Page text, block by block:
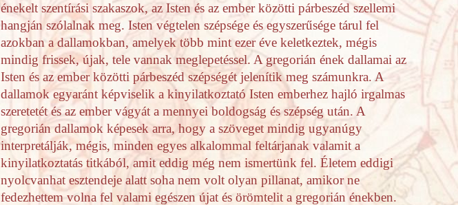
énekelt szentírási szakaszok, az Isten és az ember közötti párbeszéd szellemi
hangján szólalnak meg. Isten végtelen szépsége és egyszerűsége tárul fel
azokban a dallamokban, amelyek több mint ezer éve keletkeztek, mégis
mindig frissek, újak, tele vannak meglepetéssel. A gregorián ének dallamai az
Isten és az ember közötti párbeszéd szépségét jelenítik meg számunkra. A
dallamok egyaránt képviselik a kinyilatkoztató Isten emberhez hajló irgalmas
szeretetét és az ember vágyát a mennyei boldogság és szépség után. A
gregorián dallamok képesek arra, hogy a szöveget mindig ugyanúgy
interpretálják, mégis, minden egyes alkalommal feltárjanak valamit a
kinyilatkoztatás titkából, amit eddig még nem ismertünk fel. Életem eddigi
nyolcvanhat esztendeje alatt soha nem volt olyan pillanat, amikor ne
fedezhettem volna fel valami egészen újat és örömtelit a gregorián énekben.